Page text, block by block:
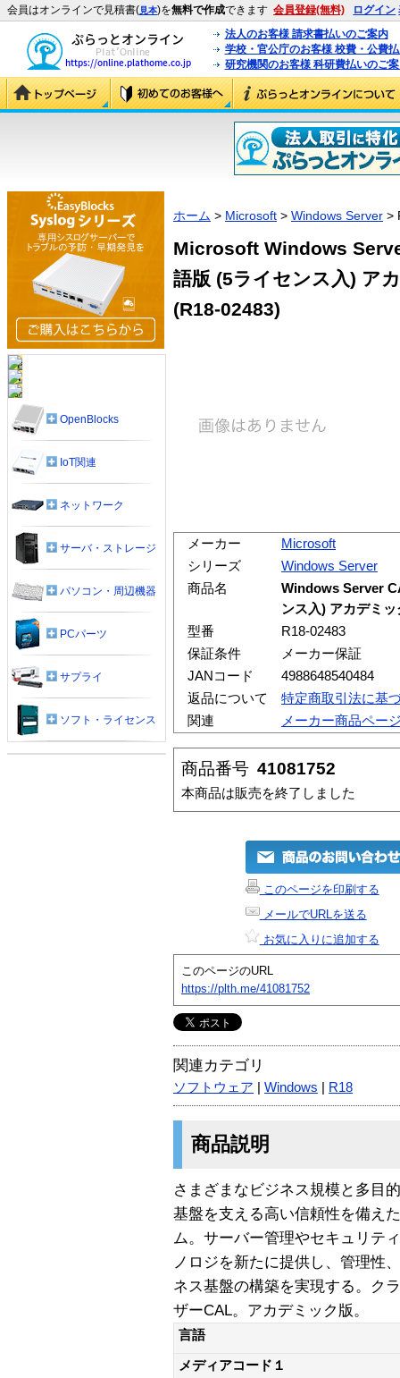
会員はオンラインで見積書(見本)を無料で作成できます 会員登録(無料) ログイン
法人のお客様 請求書払いのご案内
学校・官公庁のお客様 校費・公費
研究機関のお客様 科研費払いのご
ホーム > Microsoft > Windows Server >
Microsoft Windows
語版 (5ライセンス入) ア
(R18-02483)
メーカー
Microsoft
シリーズ
Windows Server
商品名
Windows Server
ンス入) アカデミ
型番
R18-02483
保証条件
メーカー保証
JANコード
4988648540484
返品について
特定商取引法に基
関連
メーカー商品ペー
商品番号 41081752
本商品は販売を終了しました
このページを印刷する
メールでURLを送る
お気に入りに追加する
このページのURL
https://plth.me/41081752
関連カテゴリ
ソフトウェア Windows R18
商品説明
さまざまなビジネス規模と多目
基盤を支える高い信頼性を備え
ム。サーバー管理やセキュリテ
ノロジを新たに提供し、管理性
ネス基盤の構築を実現する。ク
ザーCAL。アカデミック版。
言語
メディアコード１
OpenBlocks
IoT関連
ネットワーク
サーバ・ストレージ
パソコン・周辺機器
PCパーツ
サプライ
ソフト・ライセンス